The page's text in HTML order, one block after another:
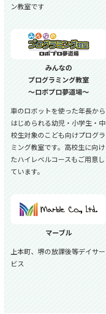
ン教室です
みんなの
プログラミング教室
～ロボプロ夢道場～
車のロボットを使った年長から
はじめられる幼児・小学生・中
校生対象のこども向けプログラ
ミング教室です。高校生に向け
たハイレベルコースもご用意し
ています。
マーブル
上本町、堺の放課後等デイサー
ビス